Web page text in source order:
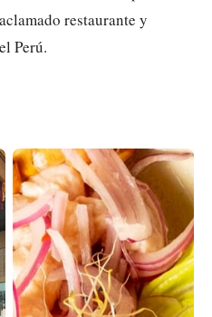
restaurante y
Perú.